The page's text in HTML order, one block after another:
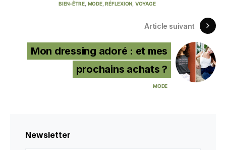
BIEN-ÊTRE MODE RÉFLEXION VOYAGE
Article suivant
Mon dressing adoré : et mes
prochains achats ?
MODE
Newsletter